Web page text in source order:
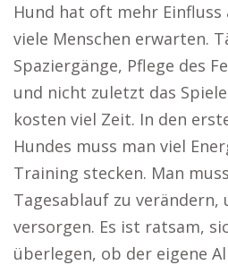
Hund hat oft mehr Einfluss
viele Menschen erwarten.
Spaziergänge, Pflege des
und nicht zuletzt das
kosten viel Zeit. In den
Hundes muss man viel
Training stecken. Man
Tagesablauf zu verändern,
versorgen. Es ist ratsam,
überlegen, ob der eigene